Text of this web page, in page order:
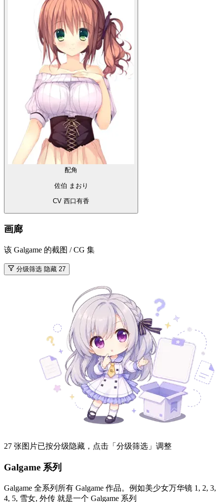
配角
佐伯 まおり
CV 西口有香
画廊
该 Galgame 的截图 / CG 集
分级筛选 隐藏 27
27 张图片已按分级隐藏，点击「分级筛选」调整
Galgame 系列
Galgame 全系列所有 Galgame 作品。例如美少女万华镜 1, 2, 3,
4, 5, 雪女, 外传 就是一个 Galgame 系列